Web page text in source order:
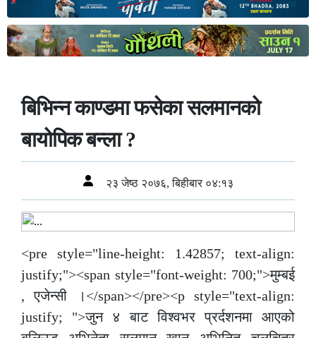
बिभिन्न काण्डमा फसेका सलमानको
बायोपिक बन्ला ?
२३ जेष्ठ २०७६, बिहीबार ०४:१३
<pre style="line-height: 1.42857; text-align:
justify;"><span style="font-weight: 700;">मुम्बई
, एजेन्सी ।</span></pre><p style="text-align:
justify; ">जुन ४ बाट विश्वभर प्रर्दशनमा आएको